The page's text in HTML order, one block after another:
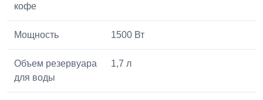
кофе
Мощность 1500 Вт
Объем резервуара
для воды
1,7 л